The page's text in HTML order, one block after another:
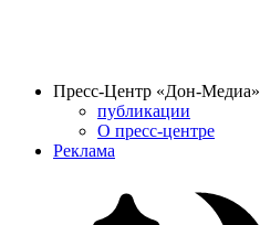
Пресс-Центр «Дон-Медиа»
публикации
О пресс-центре
Реклама